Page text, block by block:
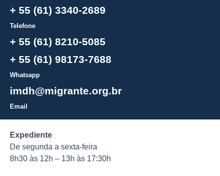
+ 55 (61) 3340-2689
Telefone
+ 55 (61) 8210-5085
+ 55 (61) 98173-7688
Whatsapp
imdh@migrante.org.br
Email
Expediente
De segunda a sexta-feira
8h30 às 12h – 13h às 17:30h